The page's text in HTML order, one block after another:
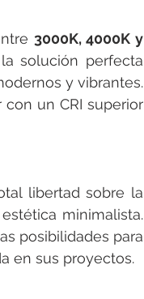
3000K, 4000K y
solución perfecta
y vibrantes.
un CRI superior
libertad sobre la
minimalista.
posibilidades para
en sus proyectos.